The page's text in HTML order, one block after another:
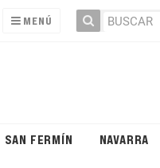
MENÚ
SAN FERMÍN NAVARRA